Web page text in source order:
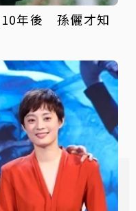
10年後 孫儷才知